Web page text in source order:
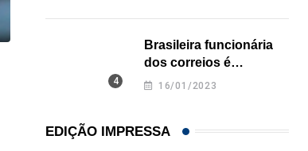
07/08/2026
Brasileira funcionária
dos correios é
assassinada a facadas
16/01/2023
EDIÇÃO IMPRESSA